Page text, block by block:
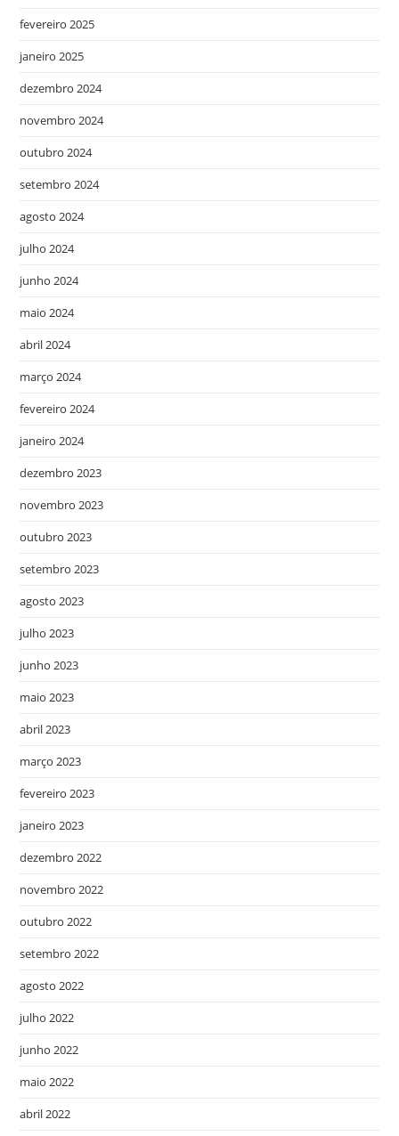
fevereiro 2025
janeiro 2025
dezembro 2024
novembro 2024
outubro 2024
setembro 2024
agosto 2024
julho 2024
junho 2024
maio 2024
abril 2024
março 2024
fevereiro 2024
janeiro 2024
dezembro 2023
novembro 2023
outubro 2023
setembro 2023
agosto 2023
julho 2023
junho 2023
maio 2023
abril 2023
março 2023
fevereiro 2023
janeiro 2023
dezembro 2022
novembro 2022
outubro 2022
setembro 2022
agosto 2022
julho 2022
junho 2022
maio 2022
abril 2022